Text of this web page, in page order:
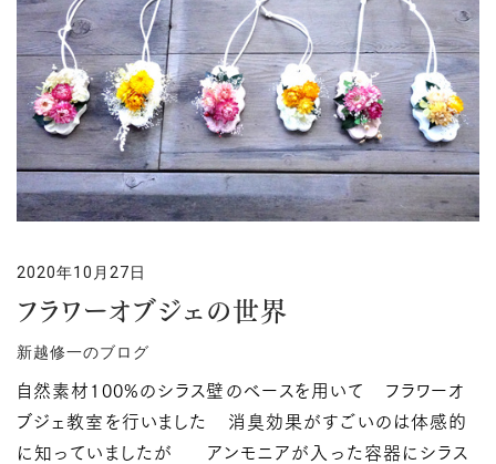
2020年10月27日
フラワーオブジェの世界
新越修一のブログ
自然素材100%のシラス壁のベースを用いて フラワーオ
ブジェ教室を行いました 消臭効果がすごいのは体感的
に知っていましたが アンモニアが入った容器にシラス